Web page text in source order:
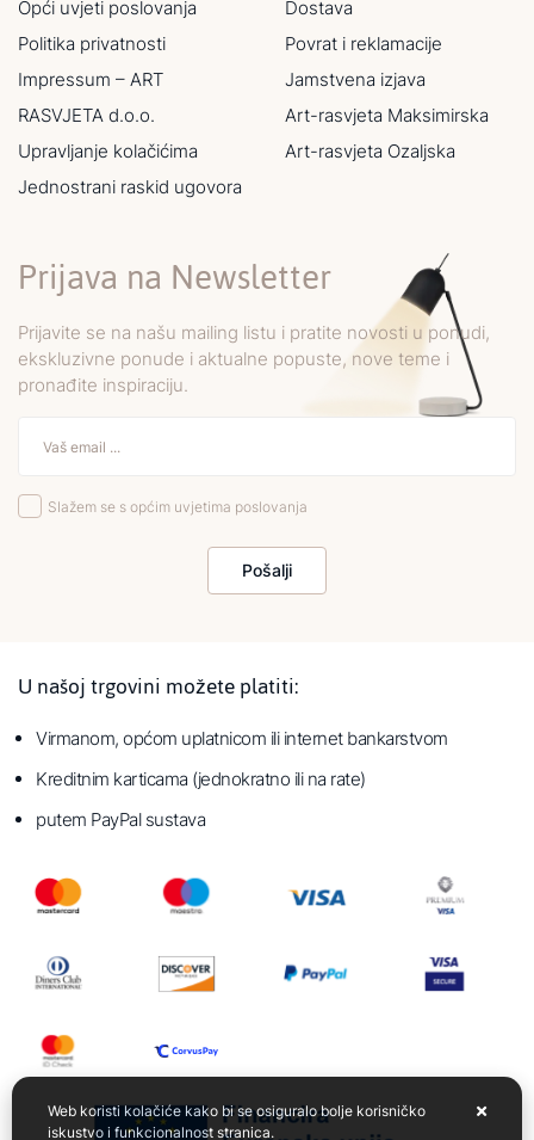
Opći uvjeti poslovanja
Politika privatnosti
Impressum – ART
RASVJETA d.o.o.
Upravljanje kolačićima
Jednostrani raskid ugovora
Dostava
Povrat i reklamacije
Jamstvena izjava
Art-rasvjeta Maksimirska
Art-rasvjeta Ozaljska
Prijava na Newsletter
Prijavite se na našu mailing listu i pratite novosti u ponudi,
ekskluzivne ponude i aktualne popuste, nove teme i
pronađite inspiraciju.
Slažem se s općim uvjetima poslovanja
Pošalji
U našoj trgovini možete platiti:
Virmanom, općom uplatnicom ili internet bankarstvom
Kreditnim karticama (jednokratno ili na rate)
putem PayPal sustava
Web koristi kolačiće kako bi se osiguralo bolje korisničko
iskustvo i funkcionalnost stranica.